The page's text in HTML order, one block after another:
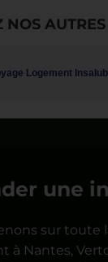
NOS
Logement
une
sur toute
à Nantes,